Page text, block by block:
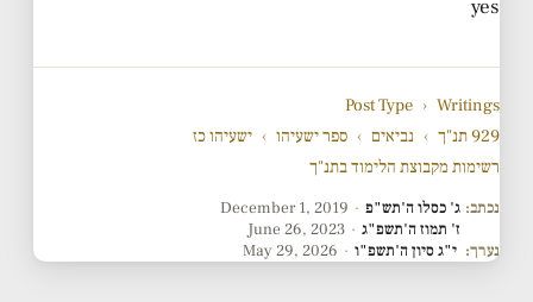
yes
Post Type › Writings
929 תנ"ך
› נביאים › ספר ישעיהו › ישעיהו כז
רשימות מקבוצת הלימוד בתנ"ך
נכתב: ג' כסלו ה'תש"פ ·
December 1, 2019
ז' תמוז ה'תשפ"ג ·
June 26, 2023
נערך: י"ג סיון ה'תשפ"ו ·
May 29, 2026